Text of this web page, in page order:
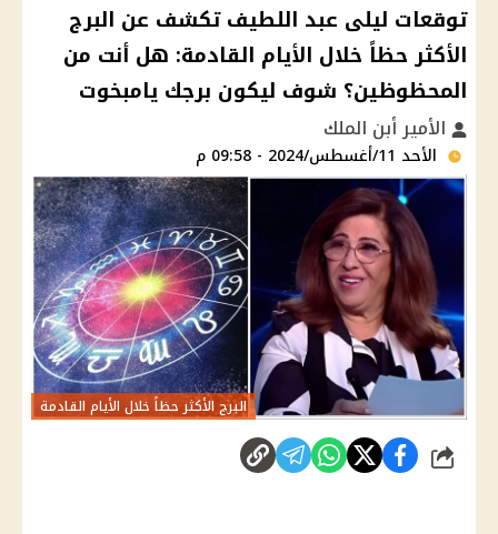
توقعات ليلى عبد اللطيف تكشف عن البرج
الأكثر حظاً خلال الأيام القادمة: هل أنت من
المحظوظين؟ شوف ليكون برجك يامبخوت
الأمير أبن الملك
الأحد 11/أغسطس/2024 - 09:58 م
البرج الأكثر حظاً خلال الأيام القادمة
شارك